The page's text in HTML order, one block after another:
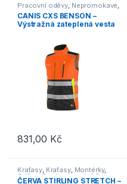
Pracovní oděvy Nepromokavé
Reflexní,Vesty a bundy Outdoor
a volný čas,Oděvy,Vesty
CANIS CXS BENSON –
Výstražná zateplená vesta
831,00 Kč
Tento produkt má více
Kraťasy, Kraťasy, Montérky,
Oděvy, Outdoor a volný čas,
ČERVA STIRLING STRETCH –